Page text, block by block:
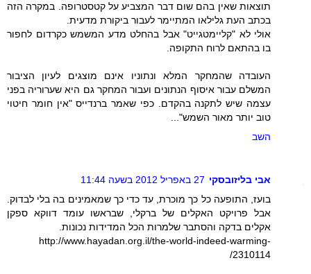
תוצאות שאין בהם שום דבר המצביע על קטסטרופה. במקרה הזה
בכתב העת גלילאו המתיימר לעבור ביקורת מדעית.
אולי לא "קליימטגייט" אבל בהחלט מדע המשמש כקרדום לחפור
בו בהתאם לרוח התקופה.
העובדה שהמחקר המלא ונתוניו אינם מוצגים לעיון הציבור
המשלם עבור איסוף הנתונים ועבור המחקר גם היא שערוריה בפני
עצמה שיש לתקנה בהקדם. כפי שאמר ברנדייס "אין חומר חיטוי
טוב יותר מאור השמש"...
השב
אבי בליזובסקי 27 באפריל 2012 בשעה 11:44
בועז, התופעה כל כך מוכרת, עד כדי כך שמאמינים בה בלי לבדוק.
אבל פרויקט האקלים של ברקלי, שבראשו עומד דווקא ספקן
אקלים בדקה והסתבר שלמרות הכל המדידות נכונות.
http://www.hayadan.org.il/the-world-indeed-warming-
2310114/